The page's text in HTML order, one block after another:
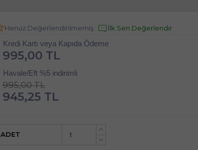
Henüz Değerlendirilmemiş İlk Sen Değerlendir
Kredi Kartı veya Kapıda Ödeme
995,00 TL
Havale/Eft %5 indirimli
995,00 TL
945,25 TL
+
ADET